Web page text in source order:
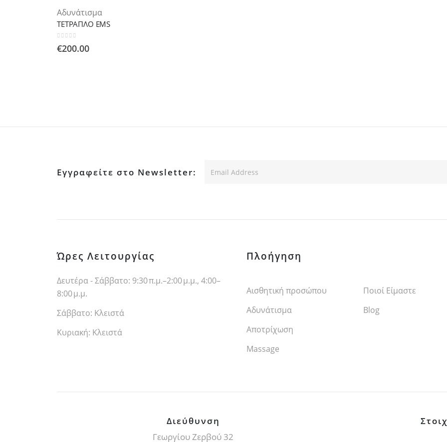
Αδυνάτισμα
ΤΕΤΡΑΠΛΟ EMS
€200.00
Εγγραφείτε στο Newsletter:
Ώρες Λειτουργίας
Δευτέρα - Σάββατο: 9:30 π.μ.–2:00 μ.μ., 4:00–
8:00 μ.μ.
Σάββατο: Κλειστά
Κυριακή: Κλειστά
Πλοήγηση
Αισθητική προσώπου
Αδυνάτισμα
Αποτρίχωση
Massage
Ποιοί Είμαστε
Blog
Διεύθυνση
Γεωργίου Ζερβού 32